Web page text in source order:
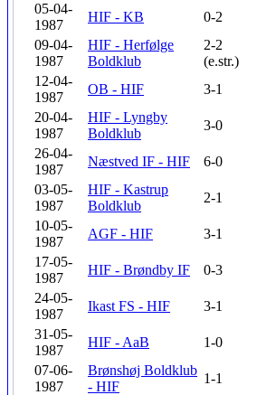
05-04-
1987
HIF - KB 0-2
09-04-
1987
HIF - Herfølge
Boldklub
2-2
(e.str.)
12-04-
1987
OB - HIF 3-1
20-04-
1987
HIF - Lyngby
Boldklub
3-0
26-04-
1987
Næstved IF - HIF 6-0
03-05-
1987
HIF - Kastrup
Boldklub
2-1
10-05-
1987
AGF - HIF 3-1
17-05-
1987
HIF - Brøndby IF 0-3
24-05-
1987
Ikast FS - HIF 3-1
31-05-
1987
HIF - AaB 1-0
07-06-
1987
Brønshøj Boldklub
- HIF
1-1